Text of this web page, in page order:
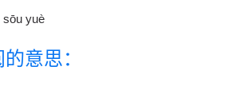
sōu yuè
意思：